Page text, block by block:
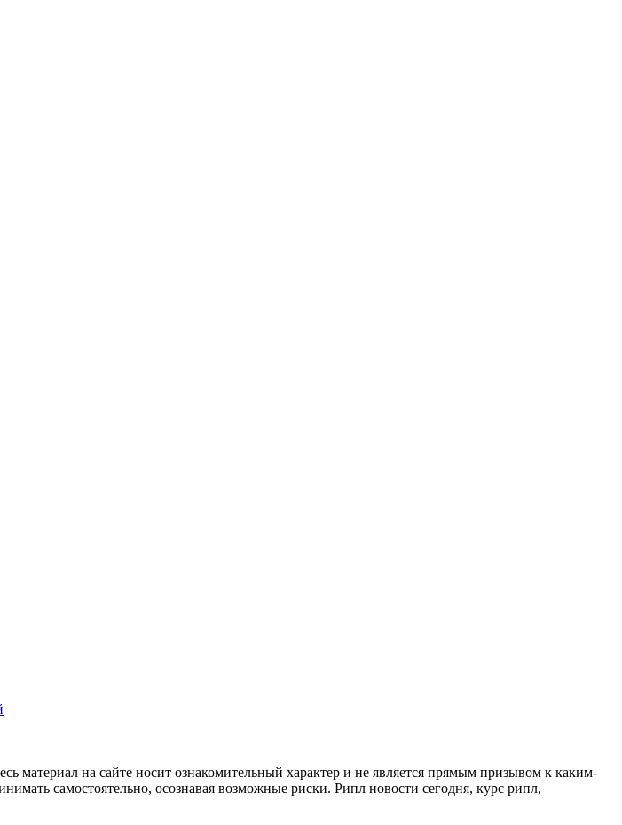
материал на сайте носит ознакомительный характер и не является прямым призывом к каким-
самостоятельно, осознавая возможные риски. Рипл новости сегодня, курс рипл,